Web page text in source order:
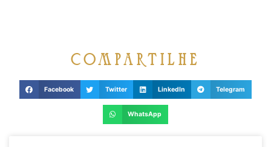
compartilhe
Facebook Twitter LinkedIn Telegram
WhatsApp